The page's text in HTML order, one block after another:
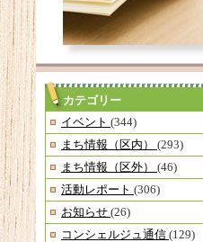
カテゴリー
イベント (344)
まち情報（区内） (293)
まち情報（区外） (46)
活動レポート (306)
お知らせ (26)
コンシェルジュ通信 (129)